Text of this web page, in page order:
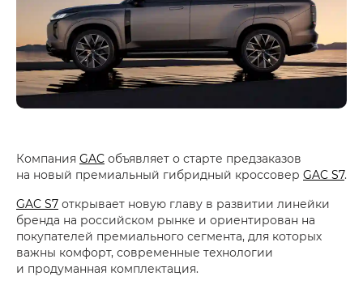
Компания GAC объявляет о старте предзаказов
на новый премиальный гибридный кроссовер GAC S7.
GAC S7 открывает новую главу в развитии линейки
бренда на российском рынке и ориентирован на
покупателей премиального сегмента, для которых
важны комфорт, современные технологии
и продуманная комплектация.